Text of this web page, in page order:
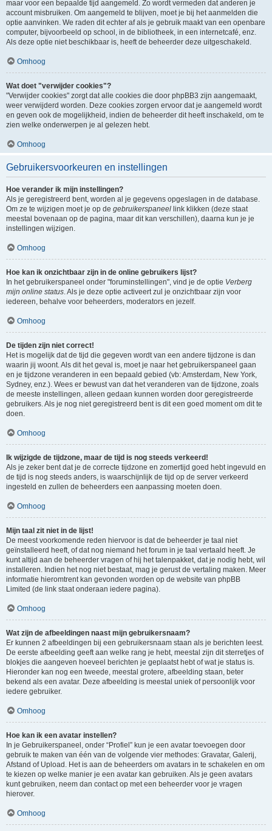
maar voor een bepaalde tijd aangemeld. Zo wordt vermeden dat anderen je
account misbruiken. Om aangemeld te blijven, moet je bij het aanmelden die
optie aanvinken. We raden dit echter af als je gebruik maakt van een openbare
computer, bijvoorbeeld op school, in de bibliotheek, in een internetcafé, enz.
Als deze optie niet beschikbaar is, heeft de beheerder deze uitgeschakeld.
Omhoog
Wat doet "verwijder cookies"?
"Verwijder cookies" zorgt dat alle cookies die door phpBB3 zijn aangemaakt,
weer verwijderd worden. Deze cookies zorgen ervoor dat je aangemeld wordt
en geven ook de mogelijkheid, indien de beheerder dit heeft inschakeld, om te
zien welke onderwerpen je al gelezen hebt.
Omhoog
Gebruikersvoorkeuren en instellingen
Hoe verander ik mijn instellingen?
Als je geregistreerd bent, worden al je gegevens opgeslagen in de database.
Om ze te wijzigen moet je op de gebruikerspaneel link klikken (deze staat
meestal bovenaan op de pagina, maar dit kan verschillen), daarna kun je je
instellingen wijzigen.
Omhoog
Hoe kan ik onzichtbaar zijn in de online gebruikers lijst?
In het gebruikerspaneel onder "foruminstellingen", vind je de optie Verberg
mijn online status. Als je deze optie activeert zul je onzichtbaar zijn voor
iedereen, behalve voor beheerders, moderators en jezelf.
Omhoog
De tijden zijn niet correct!
Het is mogelijk dat de tijd die gegeven wordt van een andere tijdzone is dan
waarin jij woont. Als dit het geval is, moet je naar het gebruikerspaneel gaan
en je tijdzone veranderen in een bepaald gebied (vb: Amsterdam, New York,
Sydney, enz.). Wees er bewust van dat het veranderen van de tijdzone, zoals
de meeste instellingen, alleen gedaan kunnen worden door geregistreerde
gebruikers. Als je nog niet geregistreerd bent is dit een goed moment om dit te
doen.
Omhoog
Ik wijzigde de tijdzone, maar de tijd is nog steeds verkeerd!
Als je zeker bent dat je de correcte tijdzone en zomertijd goed hebt ingevuld en
de tijd is nog steeds anders, is waarschijnlijk de tijd op de server verkeerd
ingesteld en zullen de beheerders een aanpassing moeten doen.
Omhoog
Mijn taal zit niet in de lijst!
De meest voorkomende reden hiervoor is dat de beheerder je taal niet
geïnstalleerd heeft, of dat nog niemand het forum in je taal vertaald heeft. Je
kunt altijd aan de beheerder vragen of hij het talenpakket, dat je nodig hebt, wil
installeren. Indien het nog niet bestaat, mag je gerust de vertaling maken. Meer
informatie hieromtrent kan gevonden worden op de website van phpBB
Limited (de link staat onderaan iedere pagina).
Omhoog
Wat zijn de afbeeldingen naast mijn gebruikersnaam?
Er kunnen 2 afbeeldingen bij een gebruikersnaam staan als je berichten leest.
De eerste afbeelding geeft aan welke rang je hebt, meestal zijn dit sterretjes of
blokjes die aangeven hoeveel berichten je geplaatst hebt of wat je status is.
Hieronder kan nog een tweede, meestal grotere, afbeelding staan, beter
bekend als een avatar. Deze afbeelding is meestal uniek of persoonlijk voor
iedere gebruiker.
Omhoog
Hoe kan ik een avatar instellen?
In je Gebruikerspaneel, onder “Profiel” kun je een avatar toevoegen door
gebruik te maken van één van de volgende vier methodes: Gravatar, Galerij,
Afstand of Upload. Het is aan de beheerders om avatars in te schakelen en om
te kiezen op welke manier je een avatar kan gebruiken. Als je geen avatars
kunt gebruiken, neem dan contact op met een beheerder voor je vragen
hierover.
Omhoog